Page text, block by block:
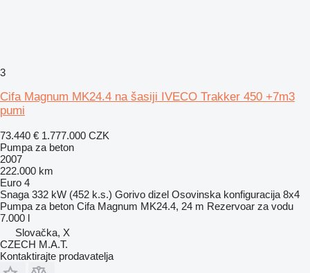
3
Cifa Magnum MK24.4 na šasiji IVECO Trakker 450 +7m3
pumi
73.440 € 1.777.000 CZK
Pumpa za beton
2007
222.000 km
Euro 4
Snaga 332 kW (452 k.s.) Gorivo dizel Osovinska konfiguracija 8x4
Pumpa za beton Cifa Magnum MK24.4, 24 m Rezervoar za vodu
7.000 l
Slovačka, X
CZECH M.A.T.
Kontaktirajte prodavatelja